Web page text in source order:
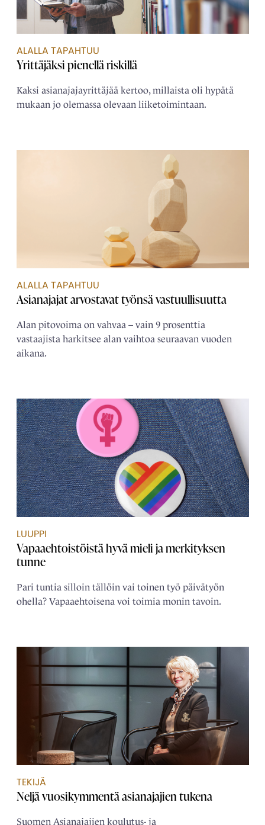
ALALLA TAPAHTUU
Yrittäjäksi pienellä riskillä
Kaksi asianajajayrittäjää kertoo, millaista oli hypätä
mukaan jo olemassa olevaan liiketoimintaan.
ALALLA TAPAHTUU
Asianajajat arvostavat työnsä vastuullisuutta
Alan pitovoima on vahvaa – vain 9 prosenttia
vastaajista harkitsee alan vaihtoa seuraavan vuoden
aikana.
LUUPPI
Vapaaehtoistöistä hyvä mieli ja merkityksen
tunne
Pari tuntia silloin tällöin vai toinen työ päivätyön
ohella? Vapaaehtoisena voi toimia monin tavoin.
TEKIJÄ
Neljä ­vuosikymmentä ­asianajajien tukena
Suomen Asianajajien koulutus- ja